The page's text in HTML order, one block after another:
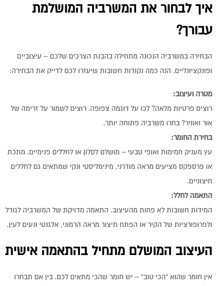
איך לבחור את המשרביה המושלמת
עבורך?
הבחירה במשרביה הנכונה מתחילה בהבנת הצרכים שלכם – עיצוביים
ופונקציונליים. הנה כמה נקודות חשובות שיעזרו לכם לדייק את הבחירה:
מטרה ועיצוב:
רוצים פרטיות מלאה? לכו על דוגמה צפופה. רוצים לשמור על זרימה של
אור ואוויר? בחרו משרביה פתוחה יותר.
בחירת החומר:
עץ מעניק חמימות ואופי טבעי – מושלם לסלון או לחללים פנימיים. מתכת
או פרספקס מציעים מראה מודרני, מינימליסטי ונקי שמתאים גם לחללים
חיצוניים.
התאמה לחלל:
המידות חשובות לא פחות מהעיצוב. התאמה מדויקת של המשרביה לגודל
ולפרופורציות של הקיר או הפתח תיצור מראה הרמוני, אלגנטי ונעים לעין.
העיצוב המושלם מתחיל בהתאמה אישית
אין חומר שהוא "הכי טוב" – יש חומר שהכי מתאים לכם. בין אם תבחרו